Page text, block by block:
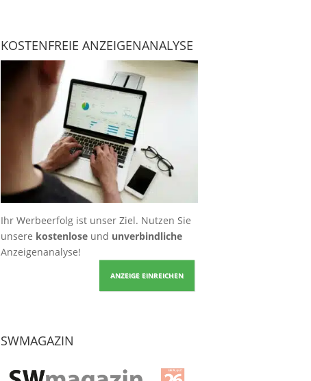
KOSTENFREIE ANZEIGENANALYSE
Ihr Werbeerfolg ist unser Ziel. Nutzen Sie
unsere kostenloseund unverbindliche
Anzeigenanalyse!
ANZEIGE EINREICHEN
SWMAGAZIN